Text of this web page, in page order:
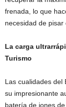
frenada, lo que
necesidad de
La carga
Turismo
Las cualidades del
su impresionante
batería de iones